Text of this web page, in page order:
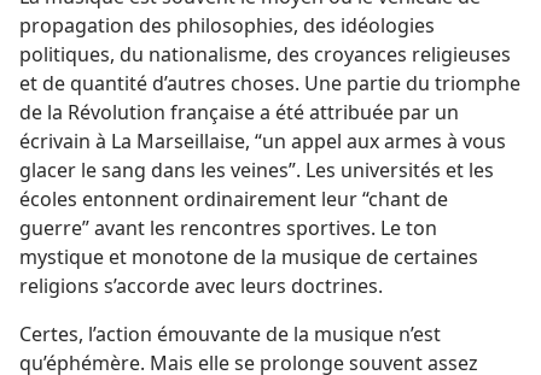
propagation des philosophies, des idéologies
politiques, du nationalisme, des croyances religieuses
et de quantité d’autres choses. Une partie du triomphe
de la Révolution française a été attribuée par un
écrivain à La Marseillaise, “un appel aux armes à vous
glacer le sang dans les veines”. Les universités et les
écoles entonnent ordinairement leur “chant de
guerre” avant les rencontres sportives. Le ton
mystique et monotone de la musique de certaines
religions s’accorde avec leurs doctrines.
Certes, l’action émouvante de la musique n’est
qu’éphémère. Mais elle se prolonge souvent assez